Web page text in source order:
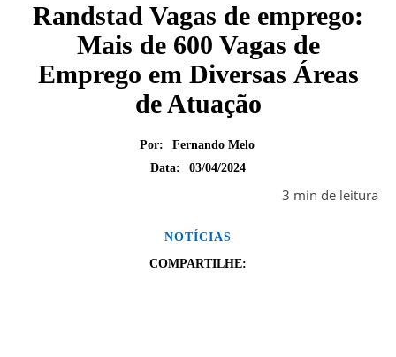
Randstad Vagas de emprego:
Mais de 600 Vagas de
Emprego em Diversas Áreas
de Atuação
Por:
Fernando Melo
Data:
03/04/2024
3 min de leitura
NOTÍCIAS
COMPARTILHE: